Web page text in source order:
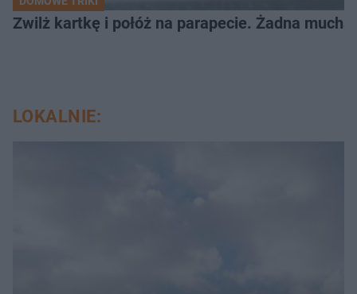
Zwilż kartkę i połóż na parapecie. Żadna
LOKALNIE: